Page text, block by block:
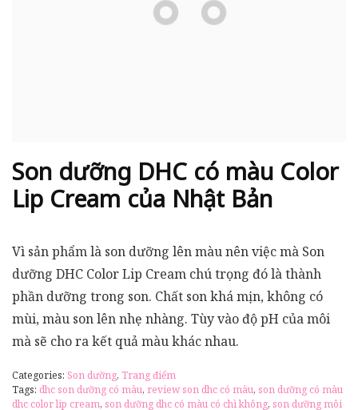
Son dưỡng DHC có màu Color
Lip Cream của Nhật Bản
Vì sản phẩm là son dưỡng lên màu nên việc mà Son
dưỡng DHC Color Lip Cream chú trọng đó là thành
phần dưỡng trong son. Chất son khá mịn, không có
mùi, màu son lên nhẹ nhàng. Tùy vào độ pH của môi
mà sẽ cho ra kết quả màu khác nhau.
Categories: Son dưỡng, Trang điểm
Tags: dhc son dưỡng có màu, review son dhc có màu, son dưỡng có màu
dhc color lip cream, son dưỡng dhc có màu có chì không, son dưỡng môi